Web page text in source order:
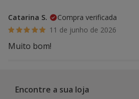
Catarina S.
Compra verificada
11 de junho de 2026
Muito bom!
Encontre a sua loja